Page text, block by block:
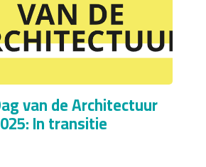
van de Architectuur
In transitie